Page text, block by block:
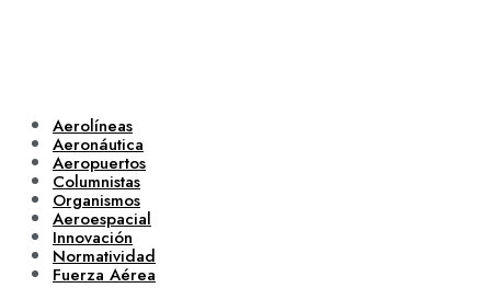
Aerolíneas
Aeronáutica
Aeropuertos
Columnistas
Organismos
Aeroespacial
Innovación
Normatividad
Fuerza Aérea